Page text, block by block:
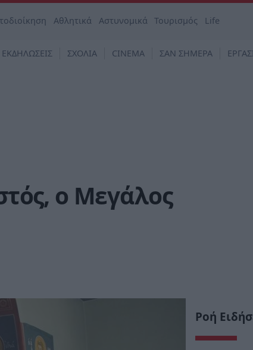
Αθλητικά Αστυνομικά Τουρισμός Life
ΕΚΔΗΛΩΣΕΙΣ ΣΧΟΛΙΑ CINEMA ΣΑΝ ΣΗΜΕΡΑ
ο Μεγάλος
Ροή